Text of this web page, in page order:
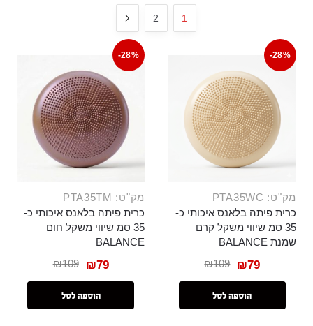
1
2
-28%
מק"ט: PTA35WC
כרית פיתה בלאנס איכותי כ-
35 סמ שיווי משקל קרם
שמנת BALANCE
₪109 ₪79
הוספה לסל
-28%
מק"ט: PTA35TM
כרית פיתה בלאנס איכותי כ-
35 סמ שיווי משקל חום
BALANCE
₪109 ₪79
הוספה לסל